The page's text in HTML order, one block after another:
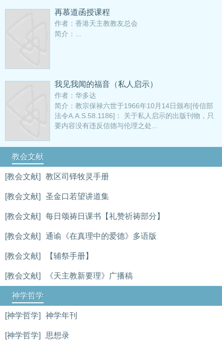
再慕道函授课程
作者：香港天主教教友总会
简介：...
我见我闻的福音（私人启示）
作者：华多达
简介：教宗保禄六世于1966年10月14日颁布[传信部
法令A.A.S.58.1186]： 关于私人启示的出版刊物，只
要内容没有违反信德与伦理之处...
教会文献
[教会文献] 教区司铎牧灵手册
[教会文献] 圣金口若望讲道集
[教会文献] 每日颂祷日课书【礼赞祈祷部分】
[教会文献] 通谕《在真理中的爱德》多语版
[教会文献] 【辅祭手册】
[教会文献] 《天主教新要理》广播稿
神学哲学
[神学哲学] 神学年刊
[神学哲学] 思想录